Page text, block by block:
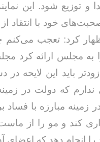
و توزیع شود. این
خود با انتقاد
اظهار کرد: تعجب
را به مجلس ارائه
باید این لایحه در
ندارم که دولت در
زمینه مبارزه با
کند و مو را از
انجام دهد که اعضای
و صمیمیت به
دفاع مقدس /
حسن دشتی